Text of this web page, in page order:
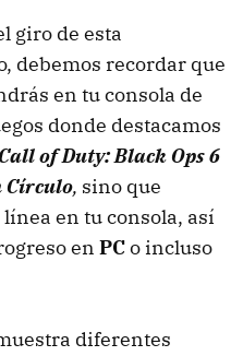
giro de esta
debemos recordar que
en tu consola de
donde destacamos
of Duty: Black Ops 6
Círculo, sino que
en tu consola, así
en PCo incluso
diferentes